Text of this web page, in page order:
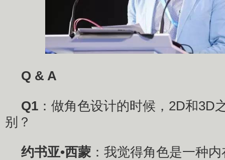
Q & A
Q1 ：做角色设计的时候，2D和3D
别？
约书亚•西蒙 ：我觉得角色是一种